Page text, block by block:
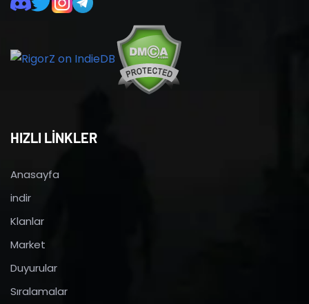
HIZLI LİNKLER
Anasayfa
indir
Klanlar
Market
Duyurular
Sıralamalar